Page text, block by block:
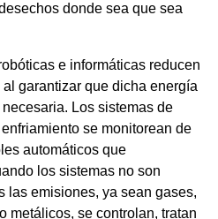
donde sea que sea
e informáticas reducen
garantizar que dicha energía
Los sistemas de
se monitorean de
automáticos que
los sistemas no son
las emisiones, ya sean gases,
metálicos, se controlan, tratan